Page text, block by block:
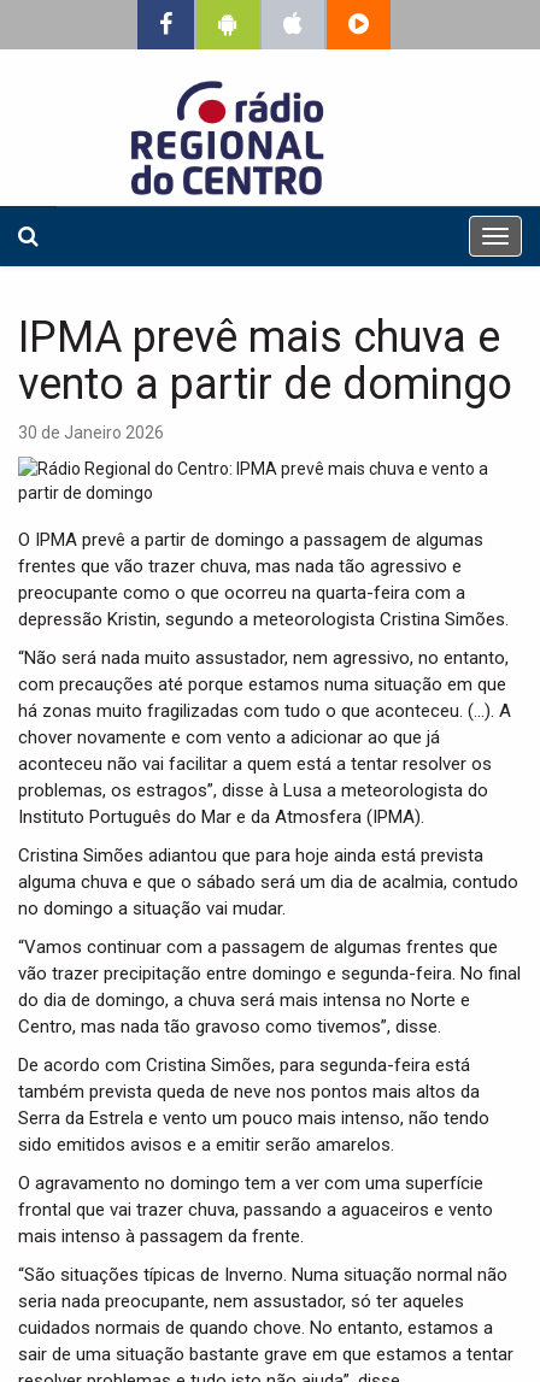
T
o
l
n
n
IPMA prevê mais chuva e
vento a partir de domingo
30 de Janeiro 2026
O IPMA prevê a partir de domingo a passagem de algumas
frentes que vão trazer chuva, mas nada tão agressivo e
preocupante como o que ocorreu na quarta-feira com a
depressão Kristin, segundo a meteorologista Cristina Simões.
“Não será nada muito assustador, nem agressivo, no entanto,
com precauções até porque estamos numa situação em que
há zonas muito fragilizadas com tudo o que aconteceu. (…). A
chover novamente e com vento a adicionar ao que já
aconteceu não vai facilitar a quem está a tentar resolver os
problemas, os estragos”, disse à Lusa a meteorologista do
Instituto Português do Mar e da Atmosfera (IPMA).
Cristina Simões adiantou que para hoje ainda está prevista
alguma chuva e que o sábado será um dia de acalmia, contudo
no domingo a situação vai mudar.
“Vamos continuar com a passagem de algumas frentes que
vão trazer precipitação entre domingo e segunda-feira. No final
do dia de domingo, a chuva será mais intensa no Norte e
Centro, mas nada tão gravoso como tivemos”, disse.
De acordo com Cristina Simões, para segunda-feira está
também prevista queda de neve nos pontos mais altos da
Serra da Estrela e vento um pouco mais intenso, não tendo
sido emitidos avisos e a emitir serão amarelos.
O agravamento no domingo tem a ver com uma superfície
frontal que vai trazer chuva, passando a aguaceiros e vento
mais intenso à passagem da frente.
“São situações típicas de Inverno. Numa situação normal não
seria nada preocupante, nem assustador, só ter aqueles
cuidados normais de quando chove. No entanto, estamos a
sair de uma situação bastante grave em que estamos a tentar